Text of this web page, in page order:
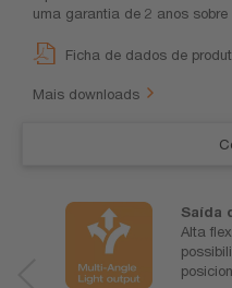
uma garantia de 2 anos sobre
Ficha de dados de
Mais downloads
Saída
Alta